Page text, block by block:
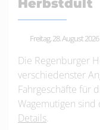
Herbstdult
Freitag, 28. August
Die Regenburger
verschiedenster
Fahrgeschäfte für
Wagemutigen sind
Details.